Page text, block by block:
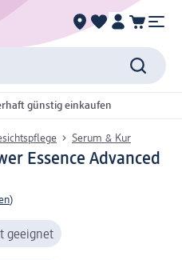
günstig einkaufen
Serum & Kur
Essence Advanced
)
geeignet